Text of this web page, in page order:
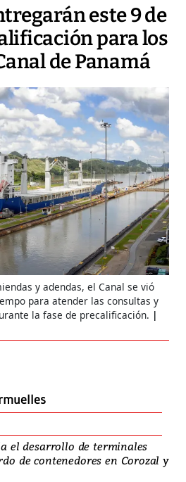
este 9 de
para los
de Panamá
y adendas, el Canal se vió
para atender las consultas y
la fase de precalificación.
el desarrollo de terminales
de contenedores en Corozal y